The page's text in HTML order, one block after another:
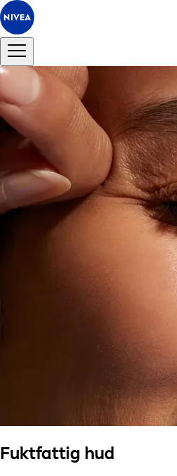
Fuktfattig hud